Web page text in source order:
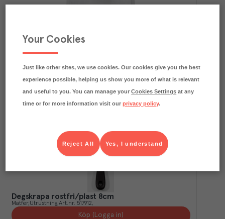
Degskrapa rak mjuk rostfri/plast 11cm
Matfer Utrustning
Degskrapa rostfri/plast 8cm
Matfer Utrustning Art.nr. 517912
Köp (Logga in)
Your Cookies
Just like other sites, we use cookies. Our cookies give you the best
experience possible, helping us show you more of what is relevant
and useful to you. You can manage yourCookies Settings at any
time or for more information visit ourprivacy policy.
Yes, I understand
Reject All